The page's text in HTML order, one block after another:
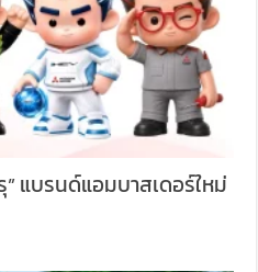
แบรนด์แอมบาสเดอร์ใหม่